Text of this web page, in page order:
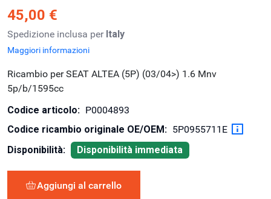
45,00 €
Spedizione inclusa per Italy
Maggiori informazioni
Ricambio per SEAT ALTEA (5P) (03/04>) 1.6 Mnv
5p/b/1595cc
Codice articolo: P0004893
Codice ricambio originale OE/OEM: 5P0955711E
Disponibilità:
Disponibilità immediata
Aggiungi al carrello